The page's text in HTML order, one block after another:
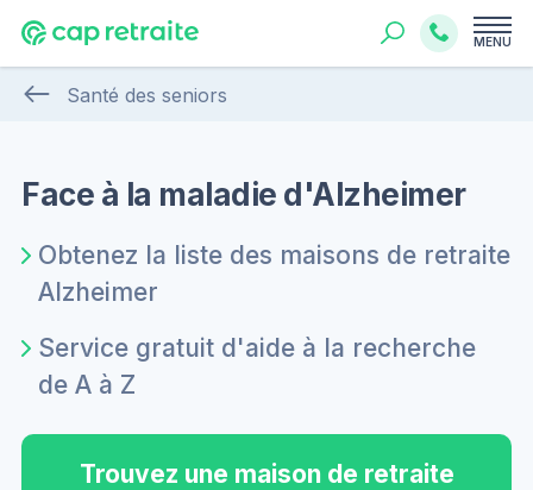
MENU
Santé des seniors
Face à la maladie d'Alzheimer
Obtenez la liste des maisons de retraite
Alzheimer
Service gratuit d'aide à la recherche
de A à Z
Trouvez une maison de retraite